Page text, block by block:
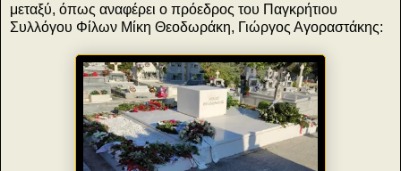
μεταξύ, όπως αναφέρει ο πρόεδρος του Παγκρήτιου
Συλλόγου Φίλων Μίκη Θεοδωράκη, Γιώργος Αγοραστάκης: